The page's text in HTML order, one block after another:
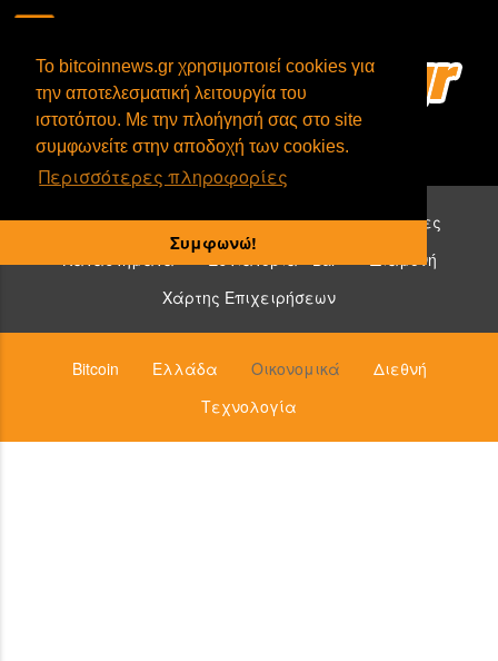
To bitcoinnews.gr χρησιμοποιεί cookies για
την αποτελεσματική λειτουργία του
ιστοτόπου. Με την πλοήγησή σας στο site
συμφωνείτε στην αποδοχή των cookies.
Περισσότερες πληροφορίες
Συμφωνώ!
Επιχειρήσεις που δέχονται bitcoin:
Υπηρεσίες
Καταστήματα
Εστιατόρια - Bar
Διαμονή
Χάρτης Επιχειρήσεων
Bitcoin Ελλάδα Οικονομικά
Διεθνή
Τεχνολογία